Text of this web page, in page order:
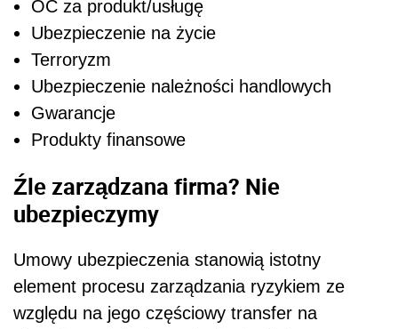
OC za produkt/usługę
Ubezpieczenie na życie
Terroryzm
Ubezpieczenie należności handlowych
Gwarancje
Produkty finansowe
Źle zarządzana firma? Nie
ubezpieczymy
Umowy ubezpieczenia stanowią istotny
element procesu zarządzania ryzykiem ze
względu na jego częściowy transfer na